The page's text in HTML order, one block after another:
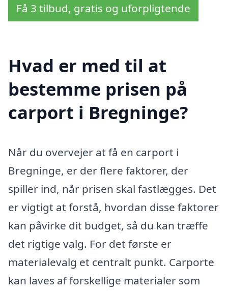
Få 3 tilbud, gratis og uforpligtende
Hvad er med til at
bestemme prisen på
carport i Bregninge?
Når du overvejer at få en carport i
Bregninge, er der flere faktorer, der
spiller ind, når prisen skal fastlægges. Det
er vigtigt at forstå, hvordan disse faktorer
kan påvirke dit budget, så du kan træffe
det rigtige valg. For det første er
materialevalg et centralt punkt. Carporte
kan laves af forskellige materialer som